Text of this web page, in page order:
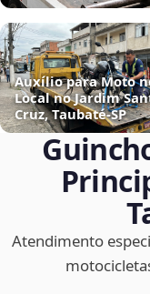
Auxílio para Moto
Local no Jardim
Cruz, Taubaté‑SP
Atendimento